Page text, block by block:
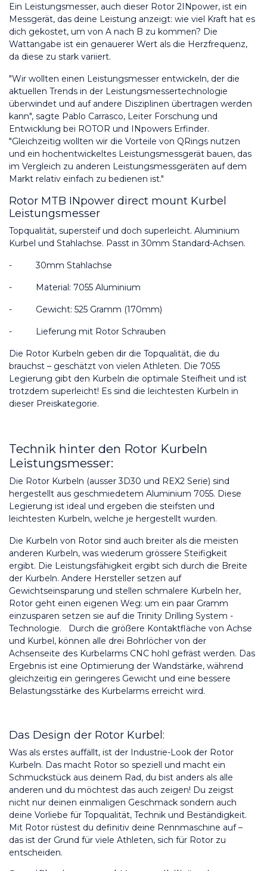
Ein Leistungsmesser, auch dieser Rotor 2INpower, ist ein
Messgerät, das deine Leistung anzeigt: wie viel Kraft hat es
dich gekostet, um von A nach B zu kommen? Die
Wattangabe ist ein genauerer Wert als die Herzfrequenz,
da diese zu stark variiert.
"Wir wollten einen Leistungsmesser entwickeln, der die
aktuellen Trends in der Leistungsmessertechnologie
überwindet und auf andere Disziplinen übertragen werden
kann", sagte Pablo Carrasco, Leiter Forschung und
Entwicklung bei ROTOR und INpowers Erfinder.
"Gleichzeitig wollten wir die Vorteile von QRings nutzen
und ein hochentwickeltes Leistungsmessgerät bauen, das
im Vergleich zu anderen Leistungsmessgeräten auf dem
Markt relativ einfach zu bedienen ist."
Rotor MTB INpower direct mount Kurbel
Leistungsmesser
Topqualität, supersteif und doch superleicht. Aluminium
Kurbel und Stahlachse. Passt in 30mm Standard-Achsen.
- 30mm Stahlachse
- Material: 7055 Aluminium
- Gewicht: 525 Gramm (170mm)
- Lieferung mit Rotor Schrauben
Die Rotor Kurbeln geben dir die Topqualität, die du
brauchst – geschätzt von vielen Athleten. Die 7055
Legierung gibt den Kurbeln die optimale Steifheit und ist
trotzdem superleicht! Es sind die leichtesten Kurbeln in
dieser Preiskategorie.
Technik hinter den Rotor Kurbeln
Leistungsmesser:
Die Rotor Kurbeln (ausser 3D30 und REX2 Serie) sind
hergestellt aus geschmiedetem Aluminium 7055. Diese
Legierung ist ideal und ergeben die steifsten und
leichtesten Kurbeln, welche je hergestellt wurden.
Die Kurbeln von Rotor sind auch breiter als die meisten
anderen Kurbeln, was wiederum grössere Steifigkeit
ergibt. Die Leistungsfähigkeit ergibt sich durch die Breite
der Kurbeln. Andere Hersteller setzen auf
Gewichtseinsparung und stellen schmalere Kurbeln her,
Rotor geht einen eigenen Weg: um ein paar Gramm
einzusparen setzen sie auf die Trinity Drilling System -
Technologie.   Durch die größere Kontaktfläche von Achse
und Kurbel, können alle drei Bohrlöcher von der
Achsenseite des Kurbelarms CNC hohl gefräst werden. Das
Ergebnis ist eine Optimierung der Wandstärke, während
gleichzeitig ein geringeres Gewicht und eine bessere
Belastungsstärke des Kurbelarms erreicht wird.
Das Design der Rotor Kurbel:
Was als erstes auffällt, ist der Industrie-Look der Rotor
Kurbeln. Das macht Rotor so speziell und macht ein
Schmuckstück aus deinem Rad, du bist anders als alle
anderen und du möchtest das auch zeigen! Du zeigst
nicht nur deinen einmaligen Geschmack sondern auch
deine Vorliebe für Topqualität, Technik und Beständigkeit.
Mit Rotor rüstest du definitiv deine Rennmaschine auf –
das ist der Grund für viele Athleten, sich für Rotor zu
entscheiden.